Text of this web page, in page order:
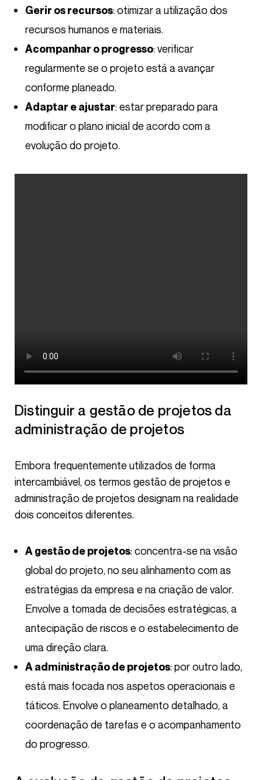
Gerir os recursos: otimizar a utilização dos
recursos humanos e materiais.
Acompanhar o progresso: verificar
regularmente se o projeto está a avançar
conforme planeado.
Adaptar e ajustar: estar preparado para
modificar o plano inicial de acordo com a
evolução do projeto.
Distinguir a gestão de projetos da
administração de projetos
Embora frequentemente utilizados de forma
intercambiável, os termos gestão de projetos e
administração de projetos designam na realidade
dois conceitos diferentes.
A gestão de projetos: concentra-se na visão
global do projeto, no seu alinhamento com as
estratégias da empresa e na criação de valor.
Envolve a tomada de decisões estratégicas, a
antecipação de riscos e o estabelecimento de
uma direção clara.
A administração de projetos: por outro lado,
está mais focada nos aspetos operacionais e
táticos. Envolve o planeamento detalhado, a
coordenação de tarefas e o acompanhamento
do progresso.